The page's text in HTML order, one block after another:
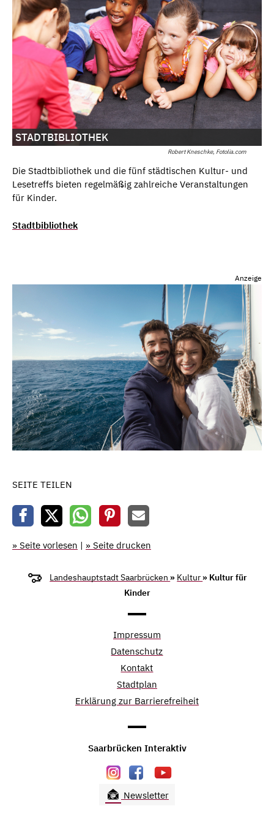
Robert Kneschke, Fotolia.com
STADTBIBLIOTHEK
Die Stadtbibliothek und die fünf städtischen Kultur- und
Lesetreffs bieten regelmäßig zahlreiche Veranstaltungen
für Kinder.
Stadtbibliothek
Anzeige
SEITE TEILEN
» Seite vorlesen | » Seite drucken
Landeshauptstadt Saarbrücken » Kultur » Kultur für
Kinder
Impressum
Datenschutz
Kontakt
Stadtplan
Erklärung zur Barrierefreiheit
Saarbrücken Interaktiv
Newsletter